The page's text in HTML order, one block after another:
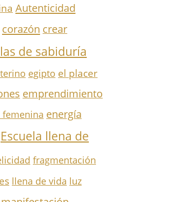
Autenticidad
corazón crear
de sabiduría
egipto el placer
emprendimiento
femenina energía
Escuela llena de
fragmentación
llena de vida luz